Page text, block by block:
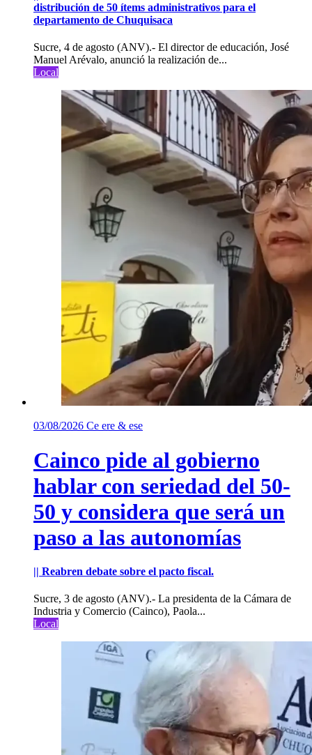
distribución de 50 ítems administrativos para el
departamento de Chuquisaca
Sucre, 4 de agosto (ANV).- El director de educación, José
Manuel Arévalo, anunció la realización de...
Local
03/08/2026 Ce ere & ese
Cainco pide al gobierno
hablar con seriedad del 50-
50 y considera que será un
paso a las autonomías
|| Reabren debate sobre el pacto fiscal.
Sucre, 3 de agosto (ANV).- La presidenta de la Cámara de
Industria y Comercio (Cainco), Paola...
Local